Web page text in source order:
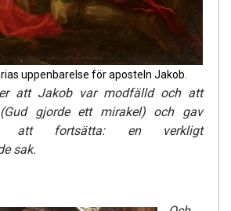
uppenbarelse för aposteln Jakob.
att Jakob var modfälld och att
gjorde ett mirakel) och gav
att fortsätta: en verkligt
sak.